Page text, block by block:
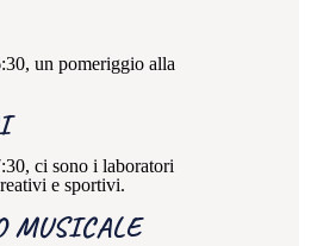
un pomeriggio alla
ci sono i laboratori
e sportivi.
MUSICALE